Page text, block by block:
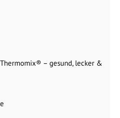
– gesund, lecker &